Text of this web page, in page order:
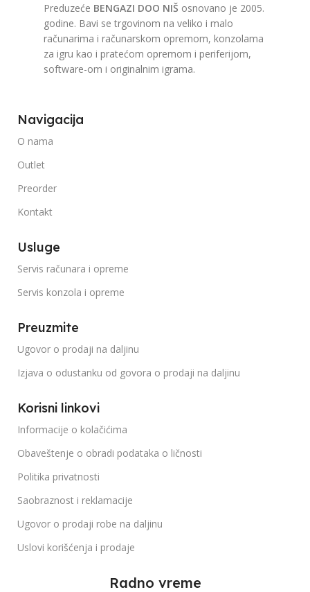
Preduzeće BENGAZI DOO NIŠ osnovano je 2005.
godine. Bavi se trgovinom na veliko i malo
računarima i računarskom opremom, konzolama
za igru kao i pratećom opremom i periferijom,
software-om i originalnim igrama.
Navigacija
O nama
Outlet
Preorder
Kontakt
Usluge
Servis računara i opreme
Servis konzola i opreme
Preuzmite
Ugovor o prodaji na daljinu
Izjava o odustanku od govora o prodaji na daljinu
Korisni linkovi
Informacije o kolačićima
Obaveštenje o obradi podataka o ličnosti
Politika privatnosti
Saobraznost i reklamacije
Ugovor o prodaji robe na daljinu
Uslovi korišćenja i prodaje
Radno vreme